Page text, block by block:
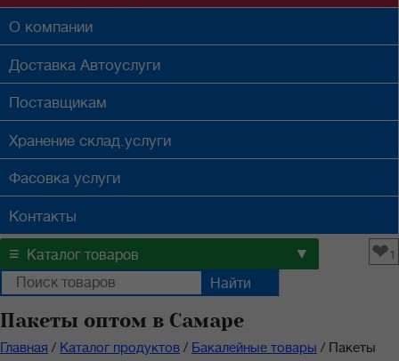
О компании
Доставка Автоуслуги
Поставщикам
Хранение склад.услуги
Фасовка услуги
Контакты
≡ Каталог товаров ▼ ❤1
Пакеты оптом в Самаре
Главная / Каталог продуктов / Бакалейные товары / Пакеты